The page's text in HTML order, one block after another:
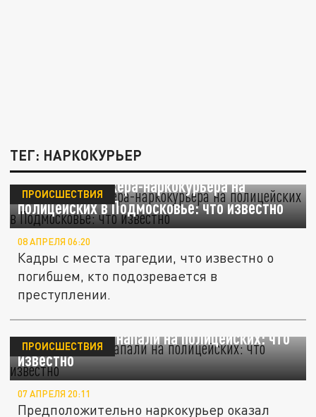
ТЕГ: НАРКОКУРЬЕР
Нападение байкера-наркокурьера на
полицейских в Подмосковье: что известно
ПРОИСШЕСТВИЯ
08 АПРЕЛЯ 06:20
Кадры с места трагедии, что известно о
погибшем, кто подозревается в
преступлении.
В Подмосковье напали на полицейских: что
известно
ПРОИСШЕСТВИЯ
07 АПРЕЛЯ 20:11
Предположительно наркокурьер оказал